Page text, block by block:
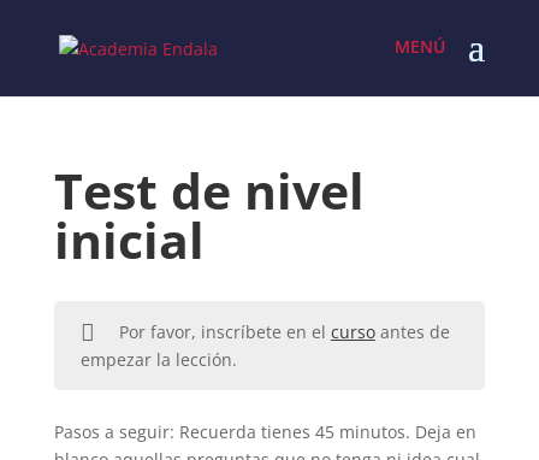
content
Test de nivel
inicial
Por favor, inscríbete en el cursoantes de
empezar la lección.
Pasos a seguir: Recuerda tienes 45 minutos. Deja en